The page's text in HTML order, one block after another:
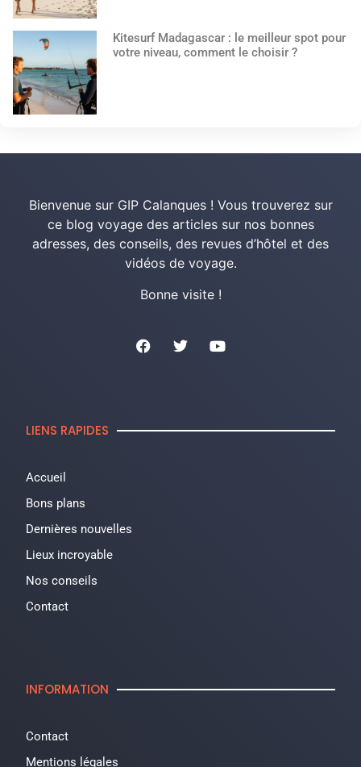
Kitesurf Madagascar : le meilleur spot pour
votre niveau, comment le choisir ?
Bienvenue sur GIP Calanques ! Vous trouverez sur
ce blog voyage des articles sur nos bonnes
adresses, des conseils, des revues d’hôtel et des
vidéos de voyage.
Bonne visite !
LIENS RAPIDES
Accueil
Bons plans
Dernières nouvelles
Lieux incroyable
Nos conseils
Contact
INFORMATION
Contact
Mentions légales